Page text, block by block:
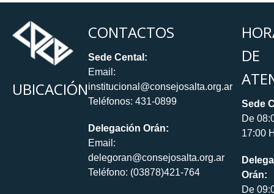
UBICACIÓN
CONTACTOS
Sede Cental:
Email:
institucional@consejosalta.org.ar
Teléfonos: 431-0899
Delegación Orán:
Email:
delegoran@consejosalta.org.ar
Teléfono: (03878)421-764
DE
Sede
De
17:00
Orán:
De